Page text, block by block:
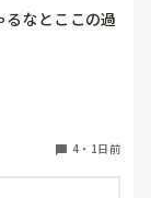
人で抱え込ま
ださいね。
なとここの過
た。
4 ・ 1日前